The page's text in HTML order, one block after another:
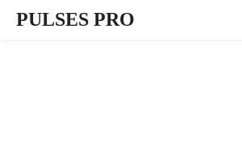
PULSES PRO